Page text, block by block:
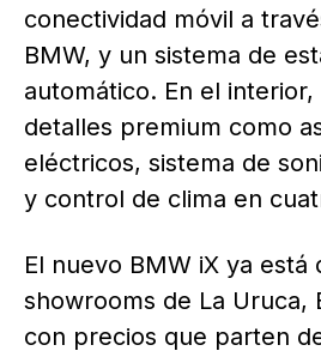
conectividad móvil a
BMW, y un sistema de
automático. En el
detalles premium como
eléctricos, sistema de
y control de clima en
El nuevo BMW iX ya está
showrooms de La Uruca,
con precios que parten